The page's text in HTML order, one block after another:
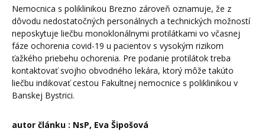
Nemocnica s poliklinikou Brezno zároveň oznamuje, že z
dôvodu nedostatočných personálnych a technických možností
neposkytuje liečbu monoklonálnymi protilátkami vo včasnej
fáze ochorenia covid-19 u pacientov s vysokým rizikom
ťažkého priebehu ochorenia. Pre podanie protilátok treba
kontaktovať svojho obvodného lekára, ktorý môže takúto
liečbu indikovať cestou Fakultnej nemocnice s poliklinikou v
Banskej Bystrici.
autor článku : NsP, Eva Šipošová